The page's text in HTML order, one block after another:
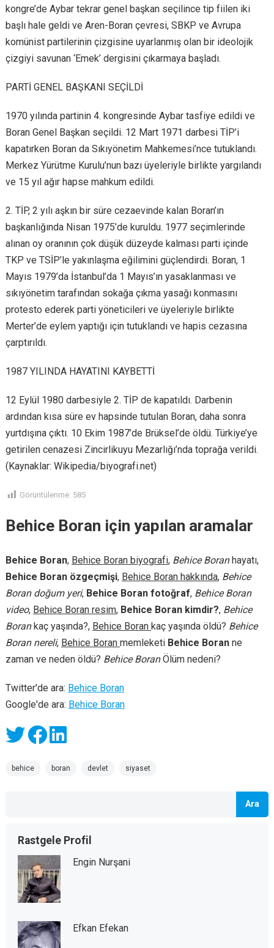
kongre’de Aybar tekrar genel başkan seçilince tip fiilen iki
başlı hale geldi ve Aren-Boran çevresi, SBKP ve Avrupa
komünist partilerinin çizgisine uyarlanmış olan bir ideolojik
çizgiyi savunan ‘Emek’ dergisini çıkarmaya başladı.
PARTİ GENEL BAŞKANI SEÇİLDİ
1970 yılında partinin 4. kongresinde Aybar tasfiye edildi ve
Boran Genel Başkan seçildi. 12 Mart 1971 darbesi TİP’i
kapatırken Boran da Sıkıyönetim Mahkemesi’nce tutuklandı.
Merkez Yürütme Kurulu’nun bazı üyeleriyle birlikte yargılandı
ve 15 yıl ağır hapse mahkum edildi.
2. TİP, 2 yılı aşkın bir süre cezaevinde kalan Boran’ın
başkanlığında Nisan 1975’de kuruldu. 1977 seçimlerinde
alınan oy oranının çok düşük düzeyde kalması parti içinde
TKP ve TSİP’le yakınlaşma eğilimini güçlendirdi. Boran, 1
Mayıs 1979’da İstanbul’da 1 Mayıs’ın yasaklanması ve
sıkıyönetim tarafından sokağa çıkma yasağı konmasını
protesto ederek parti yöneticileri ve üyeleriyle birlikte
Merter’de eylem yaptığı için tutuklandı ve hapis cezasına
çarptırıldı.
1987 YILINDA HAYATINI KAYBETTİ
12 Eylül 1980 darbesiyle 2. TİP de kapatıldı. Darbenin
ardından kısa süre ev hapsinde tutulan Boran, daha sonra
yurtdışına çıktı. 10 Ekim 1987’de Brüksel’de öldü. Türkiye’ye
getirilen cenazesi Zincirlikuyu Mezarlığı’nda toprağa verildi.
(Kaynaklar: Wikipedia/biyografi.net)
Görüntülenme: 585
Behice Boran için yapılan aramalar
Behice Boran, Behice Boran biyografi, Behice Boranhayatı,
Behice Boran özgeçmişi, Behice Boran hakkında, Behice
Boran doğum yeri, Behice Boran fotoğraf, Behice Boran
video, Behice Boran resim, Behice Boran kimdir?, Behice
Borankaç yaşında?, Behice Boran kaç yaşında öldü? Behice
Boran nereli, Behice Boran memleketi Behice Boranne
zaman ve neden öldü? Behice BoranÖlüm nedeni?
Twitter'de ara: Behice Boran
Google'de ara: Behice Boran
behice boran devlet siyaset
Ara
Rastgele Profil
Engin Nurşani
Efkan Efekan